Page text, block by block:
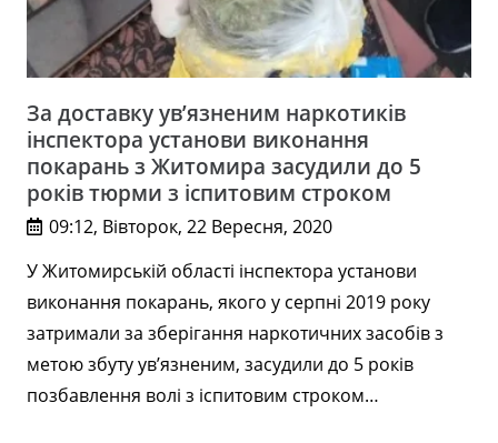
За доставку ув’язненим наркотиків
інспектора установи виконання
покарань з Житомира засудили до 5
років тюрми з іспитовим строком
09:12, Вівторок, 22 Вересня, 2020
У Житомирській області інспектора установи
виконання покарань, якого у серпні 2019 року
затримали за зберігання наркотичних засобів з
метою збуту ув’язненим, засудили до 5 років
позбавлення волі з іспитовим строком…